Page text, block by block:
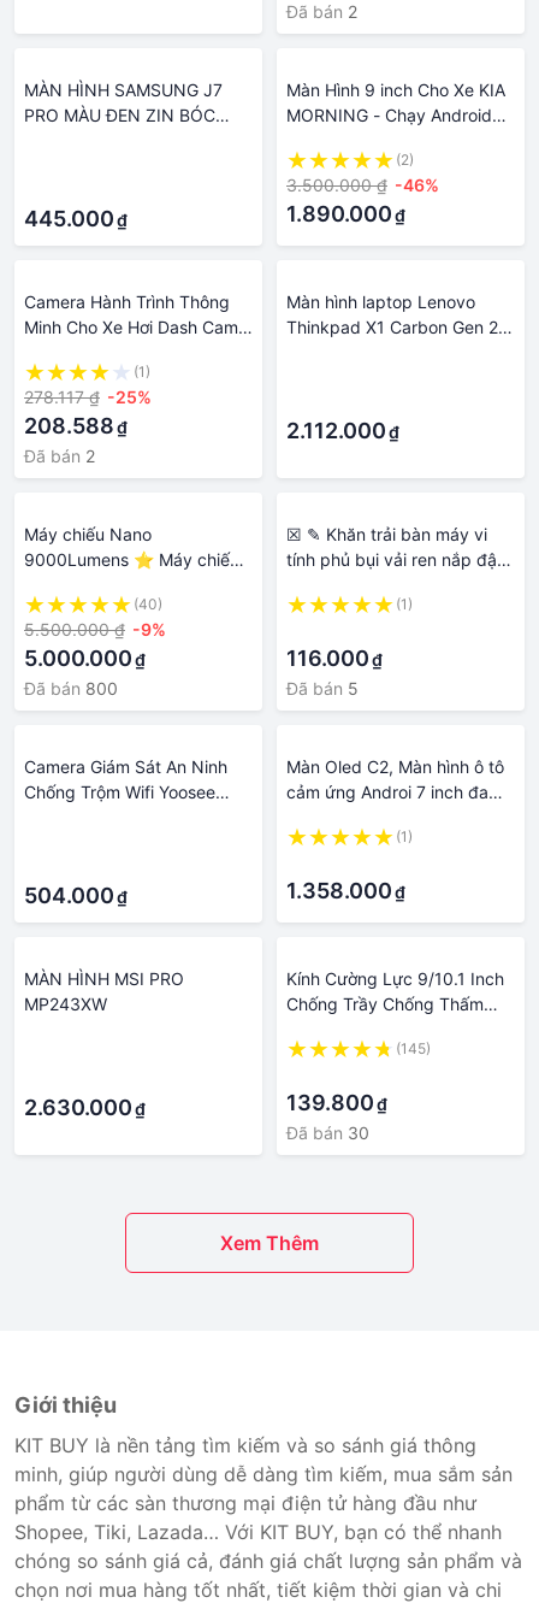
Đã bán 2
MÀN HÌNH SAMSUNG J7
PRO MÀU ĐEN ZIN BÓC
445.000₫
Màn Hình 9 inch Cho Xe KIA
MORNING - Chạy Android
Android Kèm Mặt Dưỡng
Giắc Zin KIA MORNING
(2)
3.500.000 ₫ -46%
1.890.000₫
Camera Hành Trình Thông
Minh Cho Xe Hơi Dash Cam
"Kc8303
(1)
278.117 ₫ -25%
208.588₫
Đã bán 2
Màn hình laptop Lenovo
Thinkpad X1 Carbon Gen 2
2.112.000₫
Máy chiếu Nano
9000Lumens ⭐ Máy chiếu
phòng tại nhà Màn hình LCD
thông minh LED Máy chiếu
mini cầm
(40)
5.500.000 ₫ -9%
5.000.000₫
Đã bán 800
☒ ✎ Khăn trải bàn máy vi
tính phủ bụi vải ren nắp đậy
vuông chống (1)
116.000₫
Đã bán 5
Camera Giám Sát An Ninh
Chống Trộm Wifi Yoosee
504.000₫
Màn Oled C2, Màn hình ô tô
cảm ứng Androi 7 inch đa
phát wifi hoặc wifi tiếng việt.
(1)
1.358.000₫
MÀN HÌNH MSI PRO
MP243XW
2.630.000₫
Kính Cường Lực 9/10.1 Inch
Chống Trầy Chống Thấm
Radio Xe Hơi (145)
139.800₫
Đã bán 30
Xem Thêm
Giới thiệu
KIT BUY là nền tảng tìm kiếm và so sánh giá thông
minh, giúp người dùng dễ dàng tìm kiếm, mua sắm sản
phẩm từ các sàn thương mại điện tử hàng đầu như
Shopee, Tiki, Lazada… Với KIT BUY, bạn có thể nhanh
chóng so sánh giá cả, đánh giá chất lượng sản phẩm và
chọn nơi mua hàng tốt nhất, tiết kiệm thời gian và chi